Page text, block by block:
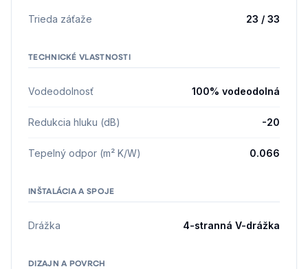
Trieda záťaže 23 / 33
TECHNICKÉ VLASTNOSTI
Vodeodolnosť 100% vodeodolná
Redukcia hluku (dB) -20
Tepelný odpor (m² K/W) 0.066
INŠTALÁCIA A SPOJE
Drážka 4-stranná V-drážka
DIZAJN A POVRCH